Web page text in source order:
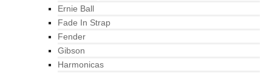
Ernie Ball
Fade In Strap
Fender
Gibson
Harmonicas